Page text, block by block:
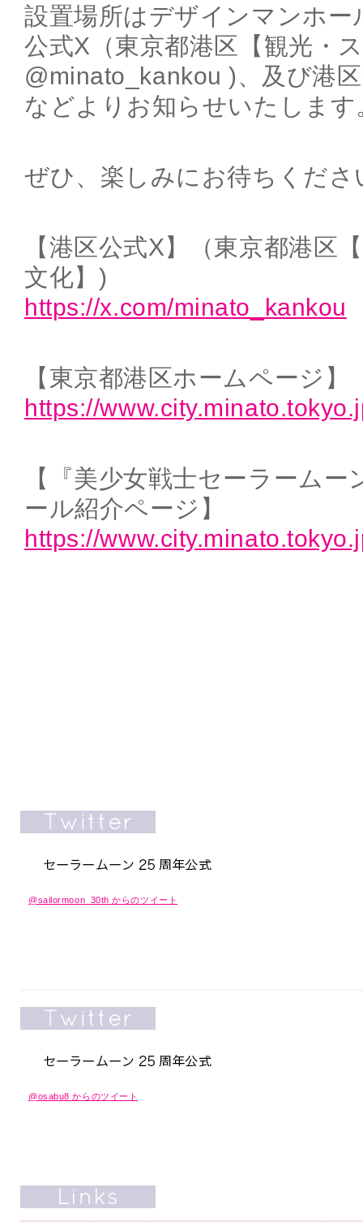
設置場所はデザインマンホー
公式X（東京都港区【観光・
@minato_kankou )、及び港
などよりお知らせいたします
ぜひ、楽しみにお待ちくださ
【港区公式X】（東京都港区
文化】)
https://x.com/minato_kankou
【東京都港区ホームページ】
https://
【『美少女戦士セーラーム
ール紹介ページ】
https://
@sailormoon_30th からのツイート
@osabu8 からのツイート